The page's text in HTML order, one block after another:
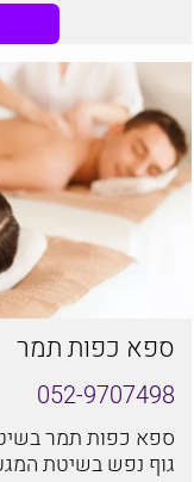
ספא כפות תמר
052-9707498
ספא כפות תמר
גוף נפש בשיטת